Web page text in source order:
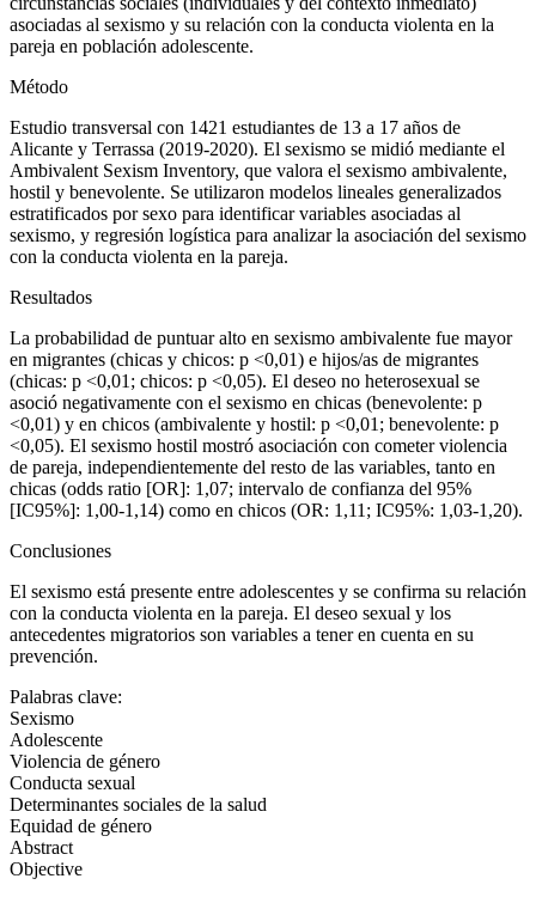
asociadas al sexismo y su relación con la conducta violenta en la
pareja en población adolescente.
Método
Estudio transversal con 1421 estudiantes de 13 a 17 años de
Alicante y Terrassa (2019-2020). El sexismo se midió mediante el
Ambivalent Sexism Inventory, que valora el sexismo ambivalente,
hostil y benevolente. Se utilizaron modelos lineales generalizados
estratificados por sexo para identificar variables asociadas al
sexismo, y regresión logística para analizar la asociación del sexismo
con la conducta violenta en la pareja.
Resultados
La probabilidad de puntuar alto en sexismo ambivalente fue mayor
en migrantes (chicas y chicos: p <0,01) e hijos/as de migrantes
(chicas: p <0,01; chicos: p <0,05). El deseo no heterosexual se
asoció negativamente con el sexismo en chicas (benevolente: p
<0,01) y en chicos (ambivalente y hostil: p <0,01; benevolente: p
<0,05). El sexismo hostil mostró asociación con cometer violencia
de pareja, independientemente del resto de las variables, tanto en
chicas (odds ratio [OR]: 1,07; intervalo de confianza del 95%
[IC95%]: 1,00-1,14) como en chicos (OR: 1,11; IC95%: 1,03-1,20).
Conclusiones
El sexismo está presente entre adolescentes y se confirma su relación
con la conducta violenta en la pareja. El deseo sexual y los
antecedentes migratorios son variables a tener en cuenta en su
prevención.
Palabras clave:
Sexismo
Adolescente
Violencia de género
Conducta sexual
Determinantes sociales de la salud
Equidad de género
Abstract
Objective